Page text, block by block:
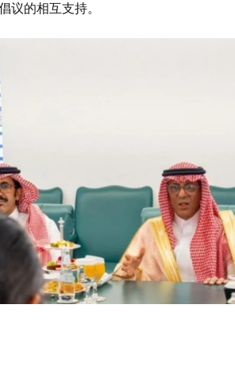
议的相互支持。